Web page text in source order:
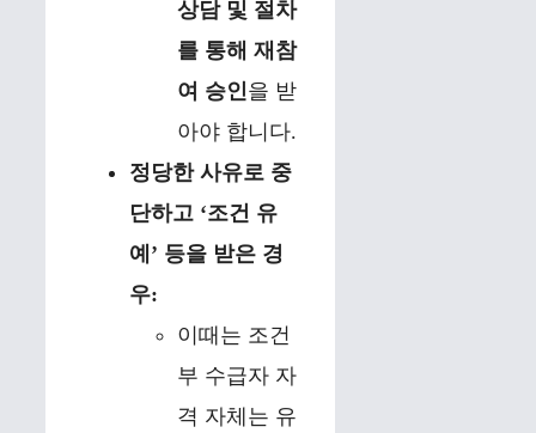
상담 및 절차
를 통해 재참
여 승인을 받
아야 합니다.
정당한 사유로 중
단하고 ‘조건 유
예’ 등을 받은 경
우:
이때는 조건
부 수급자 자
격 자체는 유